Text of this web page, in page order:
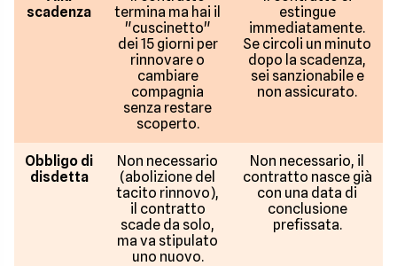
scadenza
termina ma hai il
"cuscinetto"
dei 15 giorni per
rinnovare o
cambiare
compagnia
senza restare
scoperto.
estingue
immediatamente.
Se circoli un minuto
dopo la scadenza,
sei sanzionabile e
non assicurato.
Obbligo di
disdetta
Non necessario
(abolizione del
tacito rinnovo),
il contratto
scade da solo,
ma va stipulato
uno nuovo.
Non necessario, il
contratto nasce già
con una data di
conclusione
prefissata.